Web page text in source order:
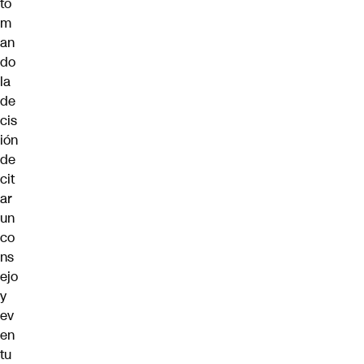
m
an
do
la
de
cis
ión
de
cit
ar
un
co
ns
ejo
y
ev
en
tu